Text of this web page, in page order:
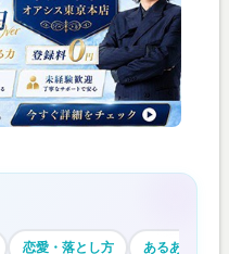
恋愛・落とし方 あるある